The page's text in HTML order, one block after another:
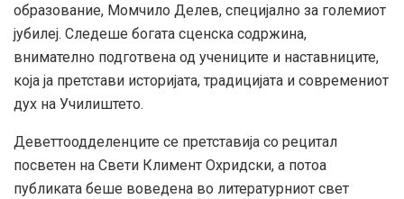
образование, Момчило Делев, специјално за големиот
јубилеј. Следеше богата сценска содржина,
внимателно подготвена од учениците и наставниците,
која ја претстави историјата, традицијата и современиот
дух на Училиштето.
Деветтоодделенците се претставија со рецитал
посветен на Свети Климент Охридски, а потоа
публиката беше воведена во литературниот свет